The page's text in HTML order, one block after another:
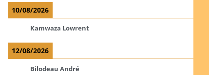
10/08/2026
Kamwaza Lowrent
12/08/2026
Bilodeau André